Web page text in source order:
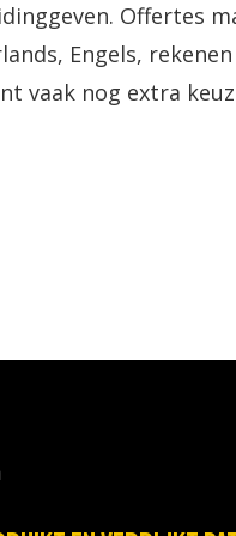
Offertes
Engels,
vaak nog extra